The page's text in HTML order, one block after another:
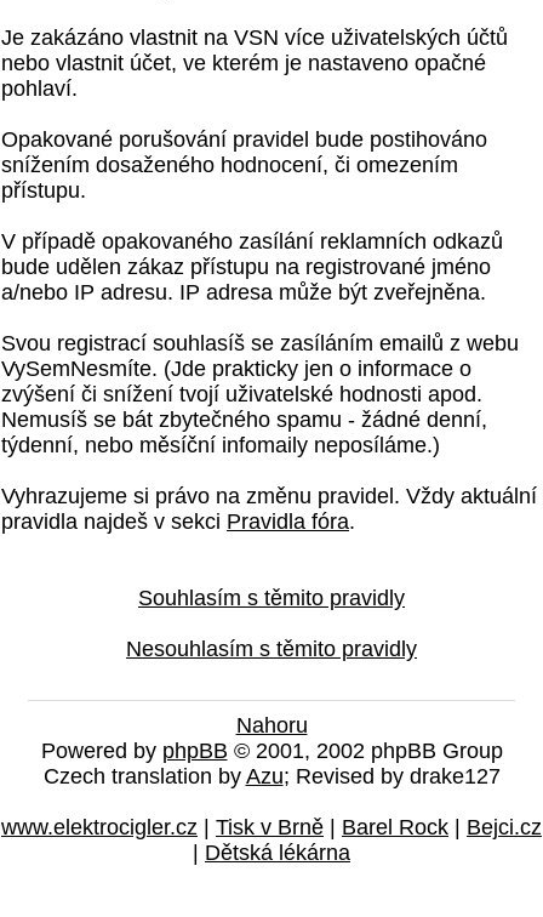
Je zakázáno vlastnit na VSN více uživatelských účtů
nebo vlastnit účet, ve kterém je nastaveno opačné
pohlaví.
Opakované porušování pravidel bude postihováno
snížením dosaženého hodnocení, či omezením
přístupu.
V případě opakovaného zasílání reklamních odkazů
bude udělen zákaz přístupu na registrované jméno
a/nebo IP adresu. IP adresa může být zveřejněna.
Svou registrací souhlasíš se zasíláním emailů z webu
VySemNesmíte. (Jde prakticky jen o informace o
zvýšení či snížení tvojí uživatelské hodnosti apod.
Nemusíš se bát zbytečného spamu - žádné denní,
týdenní, nebo měsíční infomaily neposíláme.)
Vyhrazujeme si právo na změnu pravidel. Vždy aktuální
pravidla najdeš v sekci Pravidla fóra.
Souhlasím s těmito pravidly
Nesouhlasím s těmito pravidly
Nahoru
Powered by phpBB © 2001, 2002 phpBB Group
Czech translation by Azu; Revised by drake127
www.elektrocigler.cz | Tisk v Brně | Barel Rock | Bejci.cz
| Dětská lékárna